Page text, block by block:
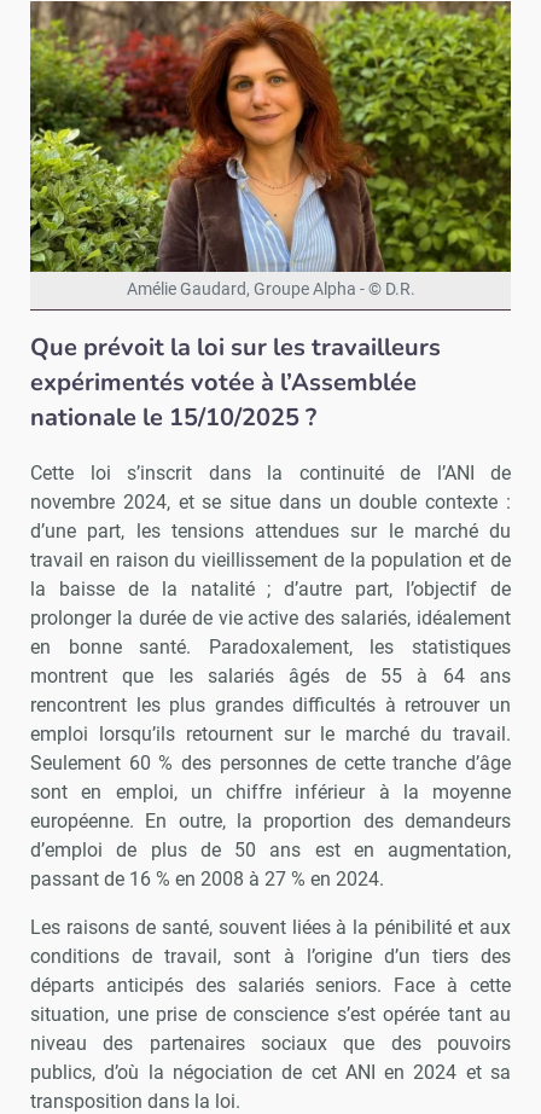
Amélie Gaudard, Groupe Alpha - © D.R.
Que prévoit la loi sur les travailleurs
expérimentés votée à l’Assemblée
nationale le 15/10/2025 ?
Cette loi s’inscrit dans la continuité de l’ANI de
novembre 2024, et se situe dans un double contexte :
d’une part, les tensions attendues sur le marché du
travail en raison du vieillissement de la population et de
la baisse de la natalité ; d’autre part, l’objectif de
prolonger la durée de vie active des salariés, idéalement
en bonne santé. Paradoxalement, les statistiques
montrent que les salariés âgés de 55 à 64 ans
rencontrent les plus grandes difficultés à retrouver un
emploi lorsqu’ils retournent sur le marché du travail.
Seulement 60 % des personnes de cette tranche d’âge
sont en emploi, un chiffre inférieur à la moyenne
européenne. En outre, la proportion des demandeurs
d’emploi de plus de 50 ans est en augmentation,
passant de 16 % en 2008 à 27 % en 2024.
Les raisons de santé, souvent liées à la pénibilité et aux
conditions de travail, sont à l’origine d’un tiers des
départs anticipés des salariés seniors. Face à cette
situation, une prise de conscience s’est opérée tant au
niveau des partenaires sociaux que des pouvoirs
publics, d’où la négociation de cet ANI en 2024 et sa
transposition dans la loi.